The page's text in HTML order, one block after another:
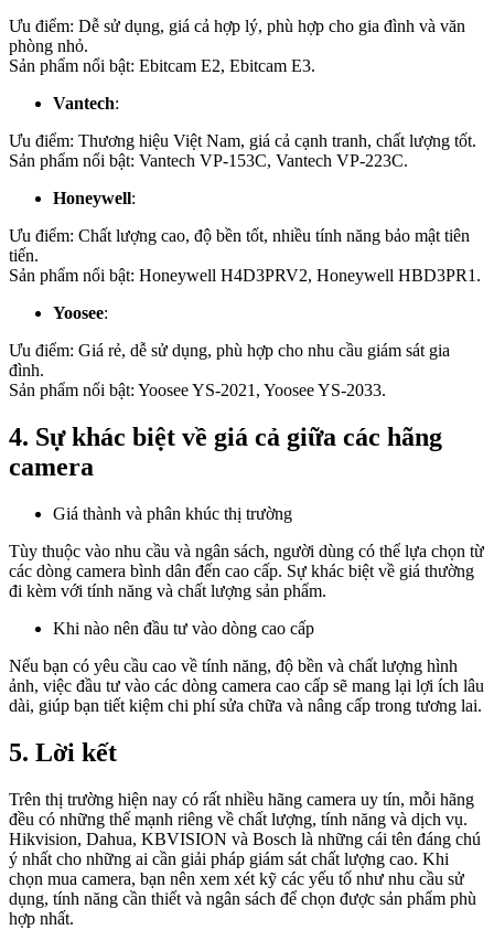
Ưu điểm: Dễ sử dụng, giá cả hợp lý, phù hợp cho gia đình và văn
phòng nhỏ.
Sản phẩm nổi bật: Ebitcam E2, Ebitcam E3.
Vantech:
Ưu điểm: Thương hiệu Việt Nam, giá cả cạnh tranh, chất lượng tốt.
Sản phẩm nổi bật: Vantech VP-153C, Vantech VP-223C.
Honeywell:
Ưu điểm: Chất lượng cao, độ bền tốt, nhiều tính năng bảo mật tiên
tiến.
Sản phẩm nổi bật: Honeywell H4D3PRV2, Honeywell HBD3PR1.
Yoosee:
Ưu điểm: Giá rẻ, dễ sử dụng, phù hợp cho nhu cầu giám sát gia
đình.
Sản phẩm nổi bật: Yoosee YS-2021, Yoosee YS-2033.
4. Sự khác biệt về giá cả giữa các hãng
camera
Giá thành và phân khúc thị trường
Tùy thuộc vào nhu cầu và ngân sách, người dùng có thể lựa chọn từ
các dòng camera bình dân đến cao cấp. Sự khác biệt về giá thường
đi kèm với tính năng và chất lượng sản phẩm.
Khi nào nên đầu tư vào dòng cao cấp
Nếu bạn có yêu cầu cao về tính năng, độ bền và chất lượng hình
ảnh, việc đầu tư vào các dòng camera cao cấp sẽ mang lại lợi ích lâu
dài, giúp bạn tiết kiệm chi phí sửa chữa và nâng cấp trong tương lai.
5. Lời kết
Trên thị trường hiện nay có rất nhiều hãng camera uy tín, mỗi hãng
đều có những thế mạnh riêng về chất lượng, tính năng và dịch vụ.
Hikvision, Dahua, KBVISION và Bosch là những cái tên đáng chú
ý nhất cho những ai cần giải pháp giám sát chất lượng cao. Khi
chọn mua camera, bạn nên xem xét kỹ các yếu tố như nhu cầu sử
dụng, tính năng cần thiết và ngân sách để chọn được sản phẩm phù
hợp nhất.